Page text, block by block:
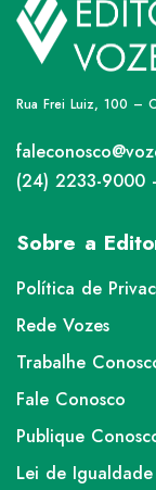
Rua Frei Luiz, 100 –
(24) 2233-9000
Sobre a
Política de
Rede Vozes
Trabalhe
Fale Conosco
Publique
Lei de